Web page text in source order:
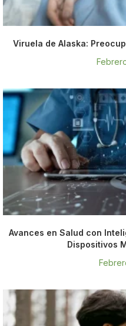
Viruela de Alaska:
Avances en Salud con
Dispositivos